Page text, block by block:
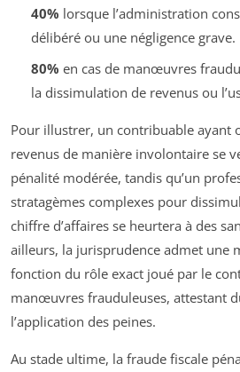
40% lorsque l’administration
délibéré ou une négligence grave.
80% en cas de manœuvres
la dissimulation de revenus ou
Pour illustrer, un contribuable ayant
revenus de manière involontaire se
pénalité modérée, tandis qu’un
stratagèmes complexes pour
chiffre d’affaires se heurtera à des
ailleurs, la jurisprudence admet une
fonction du rôle exact joué par le
manœuvres frauduleuses, attestant
l’application des peines.
Au stade ultime, la fraude fiscale